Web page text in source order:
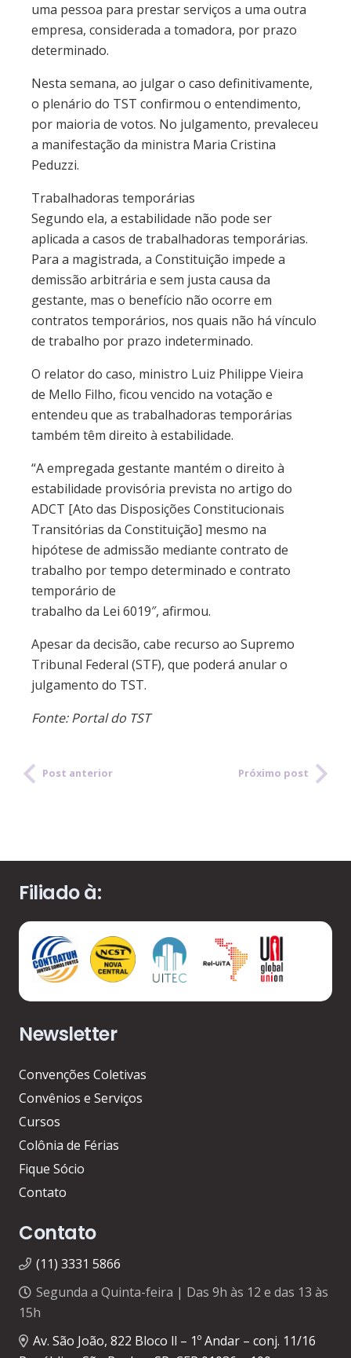
uma pessoa para prestar serviços a uma outra
empresa, considerada a tomadora, por prazo
determinado.
Nesta semana, ao julgar o caso definitivamente,
o plenário do TST confirmou o entendimento,
por maioria de votos. No julgamento, prevaleceu
a manifestação da ministra Maria Cristina
Peduzzi.
Trabalhadoras temporárias
Segundo ela, a estabilidade não pode ser
aplicada a casos de trabalhadoras temporárias.
Para a magistrada, a Constituição impede a
demissão arbitrária e sem justa causa da
gestante, mas o benefício não ocorre em
contratos temporários, nos quais não há vínculo
de trabalho por prazo indeterminado.
O relator do caso, ministro Luiz Philippe Vieira
de Mello Filho, ficou vencido na votação e
entendeu que as trabalhadoras temporárias
também têm direito à estabilidade.
“A empregada gestante mantém o direito à
estabilidade provisória prevista no artigo do
ADCT [Ato das Disposições Constitucionais
Transitórias da Constituição] mesmo na
hipótese de admissão mediante contrato de
trabalho por tempo determinado e contrato
temporário de
trabalho da Lei 6019″, afirmou.
Apesar da decisão, cabe recurso ao Supremo
Tribunal Federal (STF), que poderá anular o
julgamento do TST.
Fonte: Portal do TST
Post anterior Próximo post
Filiado à:
Newsletter
Convenções Coletivas
Convênios e Serviços
Cursos
Colônia de Férias
Fique Sócio
Contato
Contato
(11) 3331 5866
Segunda a Quinta-feira | Das 9h às 12 e das 13 às
15h
Av. São João, 822 Bloco ll – 1º Andar – conj. 11/16